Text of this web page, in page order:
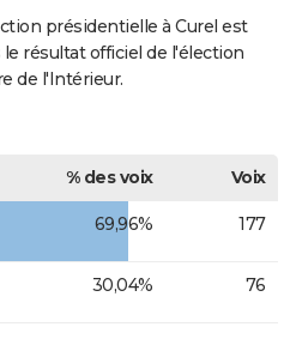
présidentielle à Curel est
résultat officiel de l'élection
de l'Intérieur.
% des voix
Voix
69,96% 177
30,04% 76